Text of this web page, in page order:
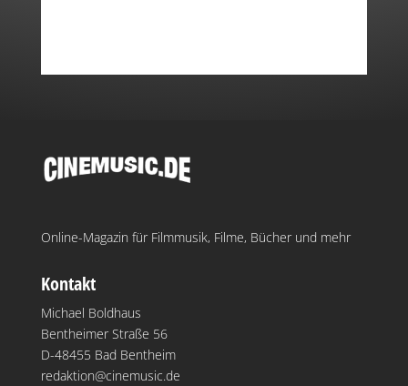
Online-Magazin für Filmmusik, Filme, Bücher und mehr
Kontakt
Michael Boldhaus
Bentheimer Straße 56
D-48455 Bad Bentheim
redaktion@cinemusic.de